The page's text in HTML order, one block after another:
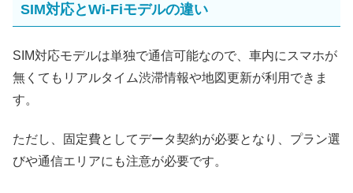
SIM対応とWi‑Fiモデルの違い
SIM対応モデルは単独で通信可能なので、車内にスマホが
無くてもリアルタイム渋滞情報や地図更新が利用できま
す。
ただし、固定費としてデータ契約が必要となり、プラン選
びや通信エリアにも注意が必要です。